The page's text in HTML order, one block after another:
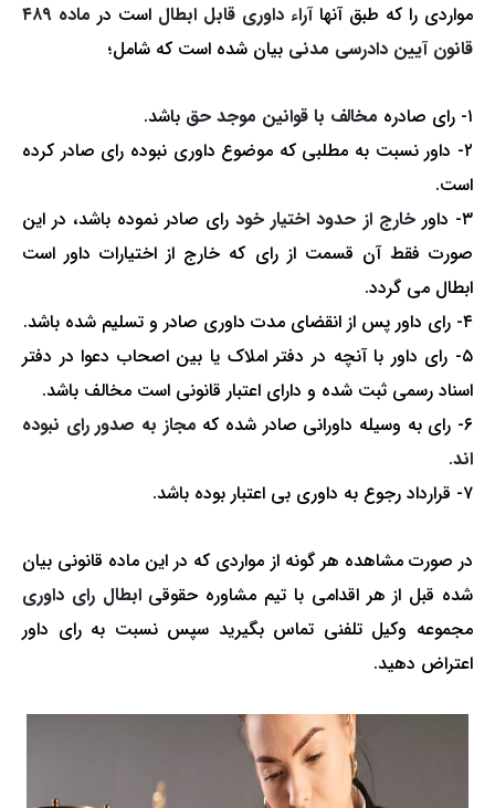
مواردی را که طبق آن­هاآراء داوری قابل ابطال است در
ماده ۴۸۹
قانون آیین دادرسی مدنی بیان شده است که شامل؛
۱- رای صادره مخالف با قوانین موجد حق باشد.
۲- داور نسبت به مطلبی که موضوع داوری نبوده رای صادر کرده
است.
۳- داور
خارج از حدود اختیار خود رای صادر نموده باشد، در این
صورت فقط آن قسمت از رای که خارج از اختیارات داور است
ابطال می گردد.
۴- رای داور پس از انقضای مدت داوری صادر و تسلیم شده باشد.
۵- رای داور با آنچه در دفتر املاک یا بین اصحاب دعوا در دفتر
اسناد رسمی ثبت شده و دارای اعتبار قانونی است مخالف باشد.
۶- رای به وسیله داورانی صادر شده که
مجاز به صدور رای نبوده
اند.
۷- قرارداد رجوع به داوری بی اعتبار بوده باشد.
در صورت مشاهده هر گونه از مواردی که در این ماده قانونی بیان
شده قبل از هر اقدامی با تیم مشاوره حقوقی ابطال رای داوری
مجموعه وکیل تلفنی تماس بگیرید سپس نسبت به رای داور
اعتراض دهید.